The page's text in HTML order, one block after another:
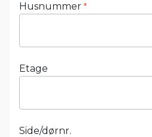
Husnummer *
Etage
Side/dørnr.